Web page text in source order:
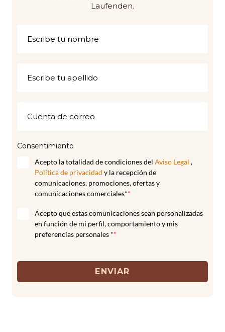
Laufenden.
Consentimiento
Acepto la totalidad de condiciones del Aviso Legal ,
Política de privacidad y la recepción de
comunicaciones, promociones, ofertas y
comunicaciones comerciales**
Acepto que estas comunicaciones sean personalizadas
en función de mi perfil, comportamiento y mis
preferencias personales **
ENVIAR